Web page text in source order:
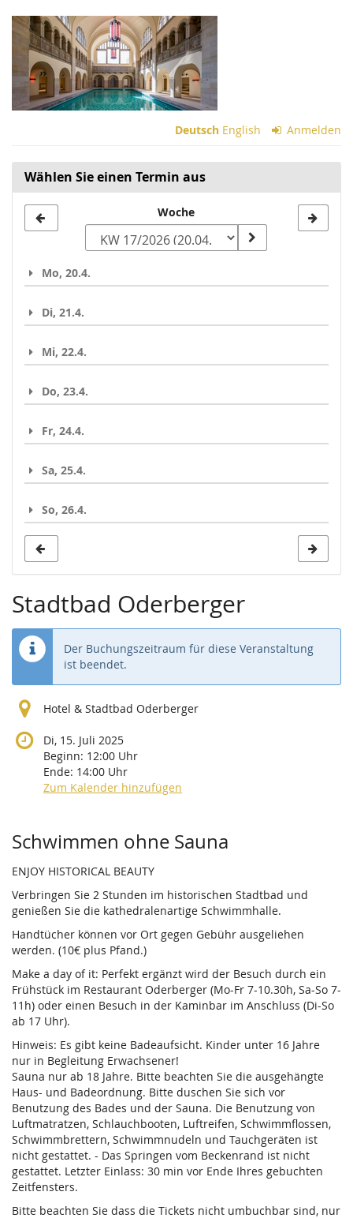
Zum
Haupt-
Inhalt
springen
Deutsch English Anmelden
Wählen Sie einen Termin aus
zur
auswählen
Woche
Mo, 20.4.
Di, 21.4.
Mi, 22.4.
Do, 23.4.
Fr, 24.4.
Sa, 25.4.
So, 26.4.
Stadtbad Oderberger
Der Buchungszeitraum für diese Veranstaltung
ist beendet.
Hotel & Stadtbad Oderberger
Di, 15. Juli 2025
Beginn: 12:00 Uhr
Ende: 14:00 Uhr
Zum Kalender hinzufügen
Produkte
Schwimmen ohne Sauna
ENJOY HISTORICAL BEAUTY
Verbringen Sie 2 Stunden im historischen Stadtbad und
genießen Sie die kathedralenartige Schwimmhalle.
Handtücher können vor Ort gegen Gebühr ausgeliehen
werden. (10€ plus Pfand.)
Make a day of it: Perfekt ergänzt wird der Besuch durch ein
Frühstück im Restaurant Oderberger (Mo-Fr 7-10.30h, Sa-So 7-
11h) oder einen Besuch in der Kaminbar im Anschluss (Di-So
ab 17 Uhr).
Hinweis: Es gibt keine Badeaufsicht. Kinder unter 16 Jahre
nur in Begleitung Erwachsener!
Sauna nur ab 18 Jahre. Bitte beachten Sie die ausgehängte
Haus- und Badeordnung. Bitte duschen Sie sich vor
Benutzung des Bades und der Sauna. Die Benutzung von
Luftmatratzen, Schlauchbooten, Luftreifen, Schwimmflossen,
Schwimmbrettern, Schwimmnudeln und Tauchgeräten ist
nicht gestattet. - Das Springen vom Beckenrand ist nicht
gestattet. Letzter Einlass: 30 min vor Ende Ihres gebuchten
Zeitfensters.
Bitte beachten Sie dass die Tickets nicht umbuchbar sind, nur